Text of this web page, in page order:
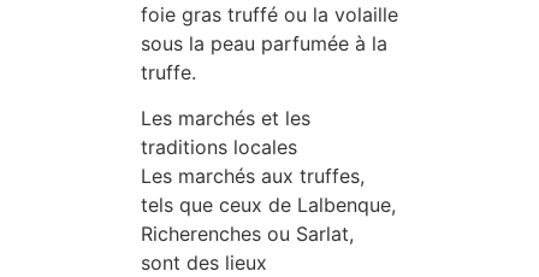
foie gras truffé ou la volaille
sous la peau parfumée à la
truffe.
Les marchés et les
traditions locales
Les marchés aux truffes,
tels que ceux de Lalbenque,
Richerenches ou Sarlat,
sont des lieux